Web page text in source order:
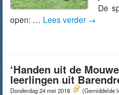
De
open: … Lees verder →
‘Handen uit de
leerlingen uit
Donderdag 24 mei 2018 (Gemiddelde